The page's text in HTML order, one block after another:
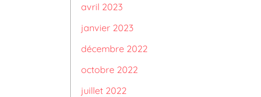
avril 2023
janvier 2023
décembre 2022
octobre 2022
juillet 2022